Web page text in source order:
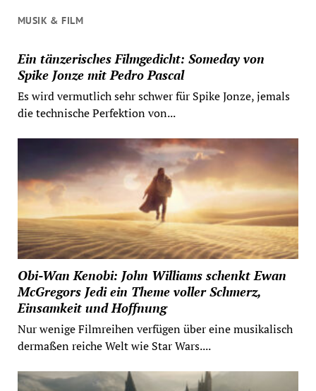
MUSIK & FILM
Ein tänzerisches Filmgedicht: Someday von
Spike Jonze mit Pedro Pascal
Es wird vermutlich sehr schwer für Spike Jonze, jemals
die technische Perfektion von...
Obi-Wan Kenobi: John Williams schenkt Ewan
McGregors Jedi ein Theme voller Schmerz,
Einsamkeit und Hoffnung
Nur wenige Filmreihen verfügen über eine musikalisch
dermaßen reiche Welt wie Star Wars....